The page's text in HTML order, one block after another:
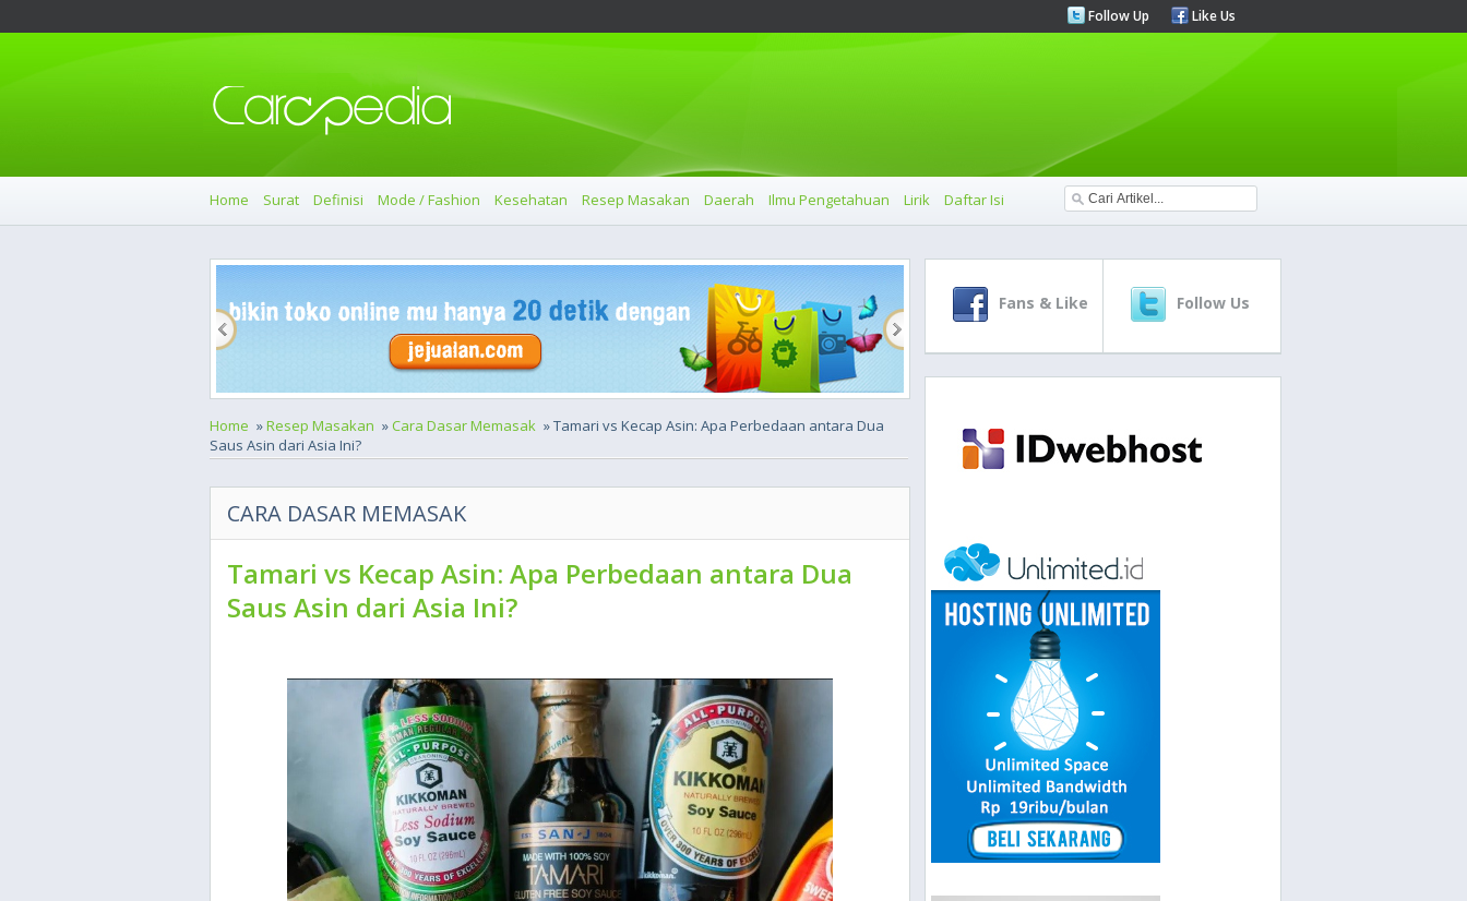
Follow Up Like Us
Home Surat Definisi Mode / Fashion Kesehatan Resep Masakan Daerah Ilmu Pengetahuan Lirik Daftar Isi
Home »Resep Masakan »Cara Dasar Memasak » Tamari vs Kecap Asin: Apa Perbedaan antara Dua
Saus Asin dari Asia Ini?
CARA DASAR MEMASAK
Tamari vs Kecap Asin: Apa Perbedaan antara Dua
Saus Asin dari Asia Ini?
Fans & Like Follow Us